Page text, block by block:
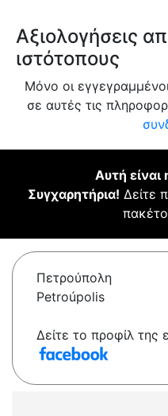
Αξιολογήσεις
ιστότοπους
Μόνο οι
σε αυτές τις
Αυτή είναι
Συγχαρητήρια! Δείτε
Πετρούπολη
Petroúpolis
Δείτε το προφίλ της